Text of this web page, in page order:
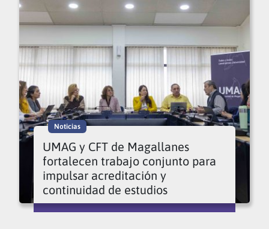
Noticias
UMAG y CFT de Magallanes
fortalecen trabajo conjunto para
impulsar acreditación y
continuidad de estudios